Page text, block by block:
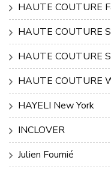
HAUTE COUTURE
HAUTE COUTURE
HAUTE COUTURE
HAUTE COUTURE
HAYELI New York
INCLOVER
Julien Fournié